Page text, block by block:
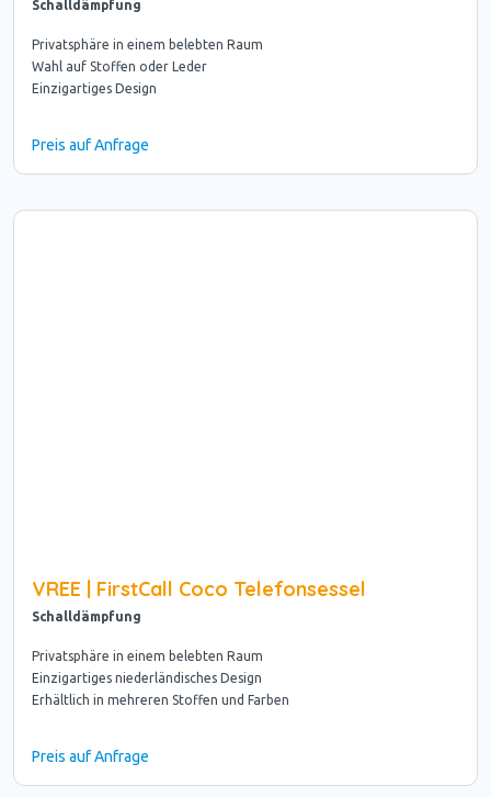
Schalldämpfung
Privatsphäre in einem belebten Raum
Wahl auf Stoffen oder Leder
Einzigartiges Design
Preis auf Anfrage
VREE | FirstCall Coco Telefonsessel
Schalldämpfung
Privatsphäre in einem belebten Raum
Einzigartiges niederländisches Design
Erhältlich in mehreren Stoffen und Farben
Preis auf Anfrage